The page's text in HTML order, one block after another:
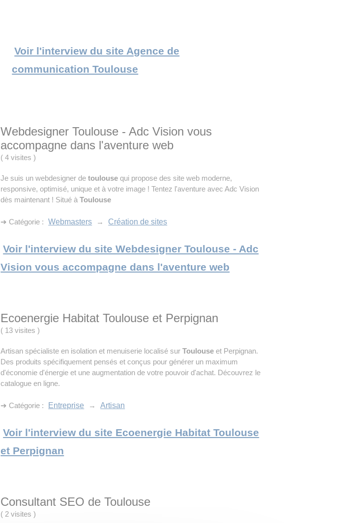
Voir l'interview du site Agence de
communication Toulouse
Webdesigner Toulouse - Adc Vision vous
accompagne dans l'aventure web
( 4 visites)
Je suis un webdesigner detoulouse qui propose des site web moderne,
responsive, optimisé, unique et à votre image ! Tentez l'aventure avec Adc Vision
dès maintenant ! Situé àToulouse
➔ Catégorie : Webmasters → Création de sites
Voir l'interview du site Webdesigner Toulouse - Adc
Vision vous accompagne dans l'aventure web
Ecoenergie Habitat Toulouse et Perpignan
( 13 visites)
Artisan spécialiste en isolation et menuiserie localisé surToulouse et Perpignan.
Des produits spécifiquement pensés et conçus pour générer un maximum
d'économie d'énergie et une augmentation de votre pouvoir d'achat. Découvrez le
catalogue en ligne.
➔ Catégorie : Entreprise → Artisan
Voir l'interview du site Ecoenergie Habitat Toulouse
et Perpignan
Consultant SEO de Toulouse
( 2 visites)